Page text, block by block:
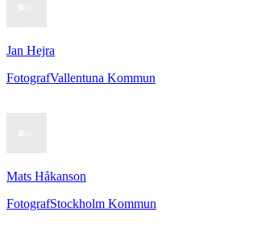
Jan Hejra
FotografVallentuna Kommun
Mats Håkanson
FotografStockholm Kommun